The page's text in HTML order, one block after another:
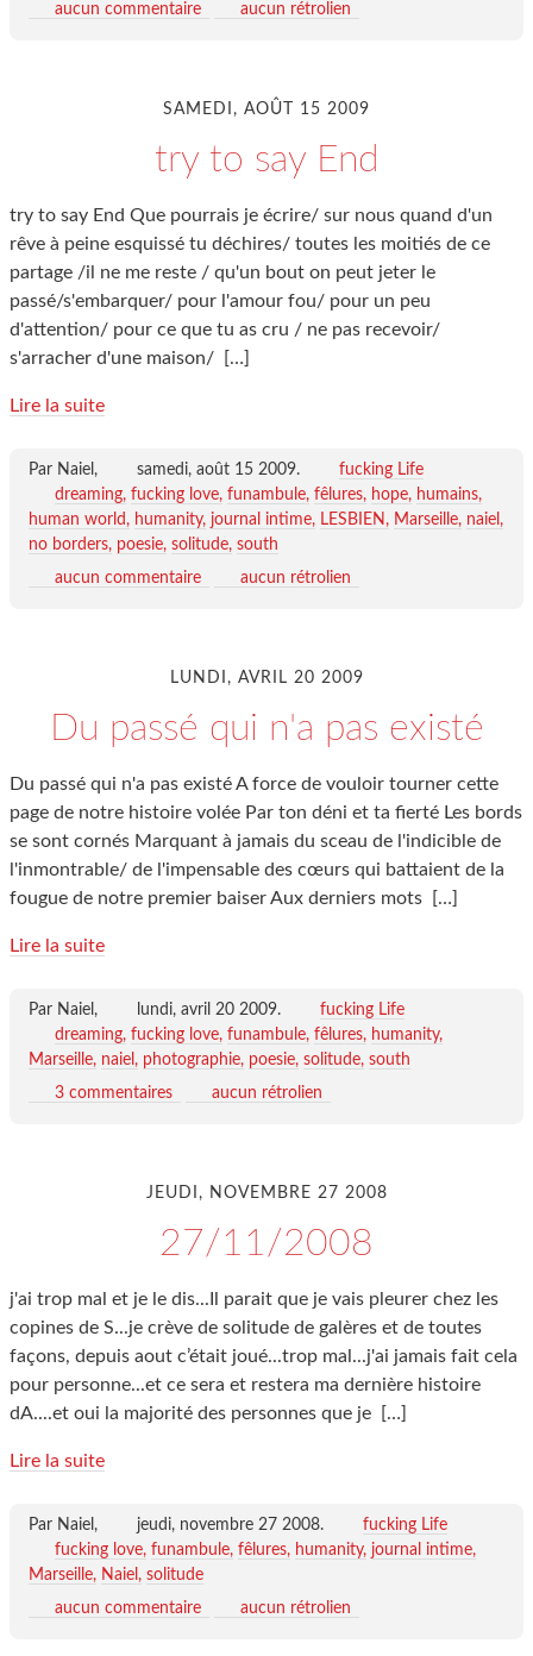
aucun commentaire aucun rétrolien
SAMEDI, AOÛT 15 2009
try to say End
try to say End Que pourrais je écrire/ sur nous quand d'un
rêve à peine esquissé tu déchires/ toutes les moitiés de ce
partage /il ne me reste / qu'un bout on peut jeter le
passé/s'embarquer/ pour l'amour fou/ pour un peu
d'attention/ pour ce que tu as cru / ne pas recevoir/
s'arracher d'une maison/
[…]
Lire la suite
Par Naiel, samedi, août 15 2009.
fucking Life
dreaming fucking love funambule fêlures hope
humains
human world
humanity journal intime LESBIEN Marseille naiel
no borders poesie solitude south
aucun commentaire
aucun rétrolien
LUNDI, AVRIL 20 2009
Du passé qui n'a pas existé
Du passé qui n'a pas existé A force de vouloir tourner cette
page de notre histoire volée Par ton déni et ta fierté Les bords
se sont cornés Marquant à jamais du sceau de l'indicible de
l'inmontrable/ de l'impensable des cœurs qui battaient de la
fougue de notre premier baiser Aux derniers mots
[…]
Lire la suite
Par Naiel, lundi, avril 20 2009.
fucking Life
dreaming fucking love funambule fêlures
humanity
Marseille naiel photographie poesie solitude south
3 commentaires
aucun rétrolien
JEUDI, NOVEMBRE 27 2008
27/11/2008
j'ai trop mal et je le dis...Il parait que je vais pleurer chez les
copines de S...je crève de solitude de galères et de toutes
façons, depuis aout c’était joué...trop mal...j'ai jamais fait cela
pour personne...et ce sera et restera ma dernière histoire
dA....et oui la majorité des personnes que je
[…]
Lire la suite
Par Naiel, jeudi, novembre 27 2008.
fucking Life
fucking love funambule fêlures humanity journal intime
Marseille
Naiel
solitude
aucun commentaire
aucun rétrolien